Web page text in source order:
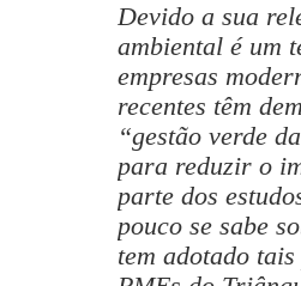
Devido a sua
ambiental é um
empresas
recentes têm
“gestão verde
para reduzir o
parte dos
pouco se sabe
tem adotado